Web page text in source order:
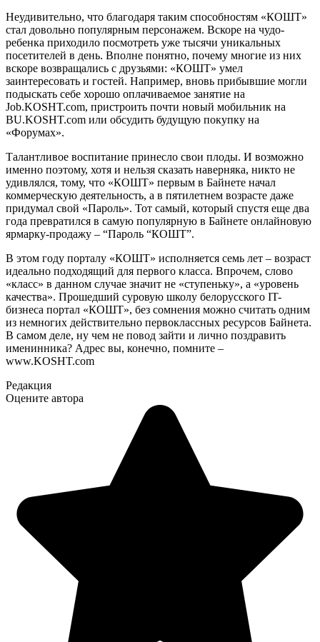
Неудивительно, что благодаря таким способностям «КОШТ»
стал довольно популярным персонажем. Вскоре на чудо-
ребенка приходило посмотреть уже тысячи уникальных
посетителей в день. Вполне понятно, почему многие из них
вскоре возвращались с друзьями: «КОШТ» умел
заинтересовать и гостей. Например, вновь прибывшие могли
подыскать себе хорошо оплачиваемое занятие на
Job.KOSHT.com, пристроить почти новый мобильник на
BU.KOSHT.com или обсудить будущую покупку на
«Форумах».
Талантливое воспитание принесло свои плоды. И возможно
именно поэтому, хотя и нельзя сказать наверняка, никто не
удивлялся, тому, что «КОШТ» первым в Байнете начал
коммерческую деятельность, а в пятилетнем возрасте даже
придумал свой «Пароль». Тот самый, который спустя еще два
года превратился в самую популярную в Байнете онлайновую
ярмарку-продажу – “Пароль “КОШТ”.
В этом году порталу «КОШТ» исполняется семь лет – возраст
идеально подходящий для первого класса. Впрочем, слово
«класс» в данном случае значит не «ступеньку», а «уровень
качества». Прошедший суровую школу белорусского IT-
бизнеса портал «КОШТ», без сомнения можно считать одним
из немногих действительно первоклассных ресурсов Байнета.
В самом деле, ну чем не повод зайти и лично поздравить
именинника? Адрес вы, конечно, помните –
www.KOSHT.com
Редакция
Оцените автора